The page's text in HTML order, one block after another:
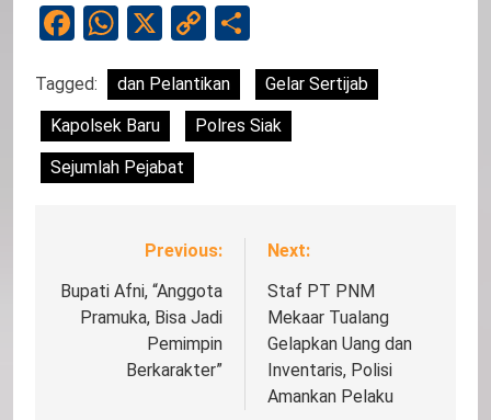
Facebook
WhatsApp
X
Copy
Link
Tagged: dan Pelantikan
Gelar Sertijab
Kapolsek Baru
Polres Siak
Sejumlah Pejabat
Navigasi
pos
Previous:
Bupati Afni, “Anggota
Pramuka, Bisa Jadi
Pemimpin
Berkarakter”
Next:
Staf PT PNM
Mekaar Tualang
Gelapkan Uang dan
Inventaris, Polisi
Amankan Pelaku